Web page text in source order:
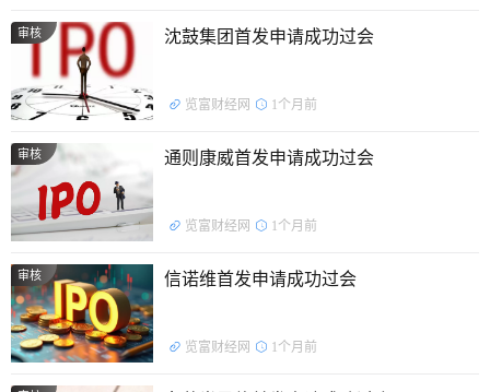
审核 沈鼓集团首发申请成功过会
览富财经网 1个月前
审核 通则康威首发申请成功过会
览富财经网 1个月前
审核 信诺维首发申请成功过会
览富财经网 1个月前